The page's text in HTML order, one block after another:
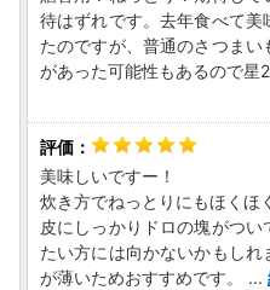
待はずれです。去年食べて美
たのですが、普通のさつま
があった可能性もあるので星
美味しいですー！
炊き方でねっとりにもほくほ
皮にしっかりドロの塊がつ
たい方には向かないかもし
が薄いためおすすめです。
...